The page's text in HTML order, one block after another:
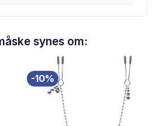
synes om:
-10%